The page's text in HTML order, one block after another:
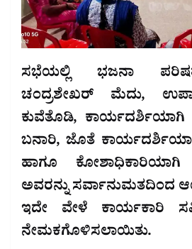
ಸಭೆಯಲ್ಲಿ ಭಜನಾ
ಚಂದ್ರಶೇಖರ್ ಮೆದು,
ಕುವೆತೊಡಿ,
ಬನಾರಿ, ಜೊತೆ
ಹಾಗೂ ಕೋಶಾಧಿಕಾರಿಯಾಗಿ
ಅವರನ್ನು ಸರ್ವಾನುಮತದಿಂದ
ಇದೇ ವೇಳೆ ಕಾರ್ಯಕಾರಿ
ನೇಮಕಗೊಳಿಸಲಾಯಿತು.